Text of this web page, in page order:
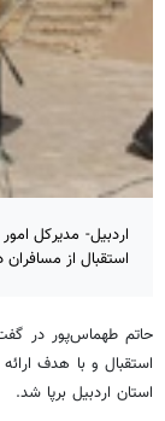
استقبال از
حاتم طهماس‌پور در
استقبال و با هدف
استان اردبیل برپا شد.